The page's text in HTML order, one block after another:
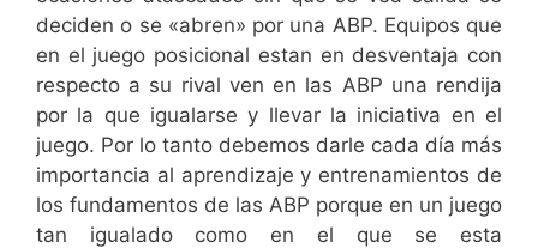
deciden o se «abren» por una ABP. Equipos que
en el juego posicional estan en desventaja con
respecto a su rival ven en las ABP una rendija
por la que igualarse y llevar la iniciativa en el
juego. Por lo tanto debemos darle cada día más
importancia al aprendizaje y entrenamientos de
los fundamentos de las ABP porque en un juego
tan igualado como en el que se esta